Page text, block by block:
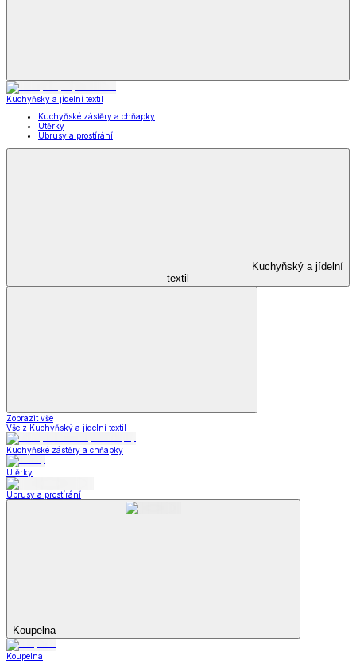
Kuchyňský a jídelní textil
Kuchyňské zástěry a chňapky
Utěrky
Ubrusy a prostírání
Kuchyňský a jídelní
textil
Zobrazit vše
Vše z Kuchyňský a jídelní textil
Kuchyňské zástěry a chňapky
Utěrky
Ubrusy a prostírání
Koupelna
Koupelna